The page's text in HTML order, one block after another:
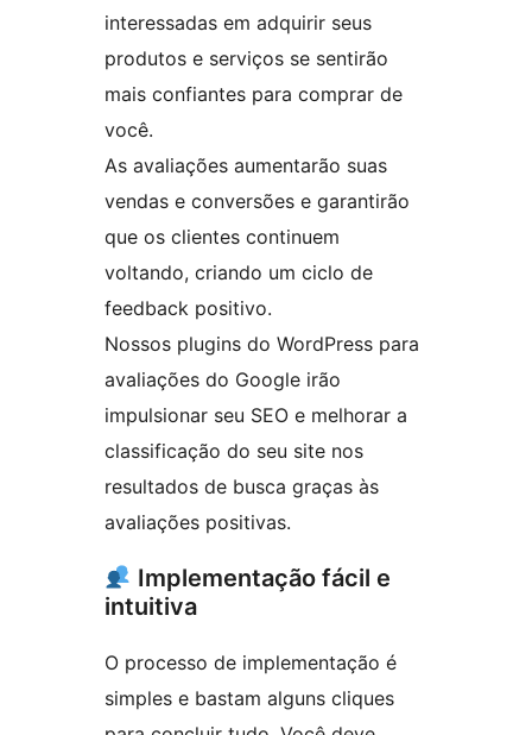
interessadas em adquirir seus
produtos e serviços se sentirão
mais confiantes para comprar de
você.
As avaliações aumentarão suas
vendas e conversões e garantirão
que os clientes continuem
voltando, criando um ciclo de
feedback positivo.
Nossos plugins do WordPress para
avaliações do Google irão
impulsionar seu SEO e melhorar a
classificação do seu site nos
resultados de busca graças às
avaliações positivas.
Implementação fácil e
intuitiva
O processo de implementação é
simples e bastam alguns cliques